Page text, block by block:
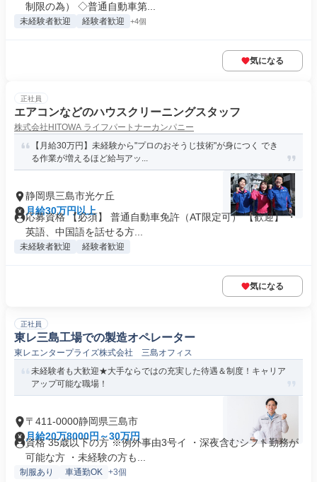
制限の為） ◇普通自動車第...
未経験者歓迎 経験者歓迎 +4個
気になる
正社員
エアコンなどのハウスクリーニングスタッフ
株式会社HITOWA ライフパートナーカンパニー
【月給30万円】未経験から"プロのおそうじ技術"が身につく でき
る作業が増えるほど給与アッ...
静岡県三島市光ケ丘
月給30万円以上
応募資格 【必須】 普通自動車免許（AT限定可） 【歓迎】 ・
英語、中国語を話せる方...
未経験者歓迎 経験者歓迎
気になる
正社員
東レ三島工場での製造オペレーター
東レエンタープライズ株式会社 三島オフィス
未経験者も大歓迎★大手ならではの充実した待遇＆制度！キャリア
アップ可能な職場！
〒411-0000静岡県三島市
月給20万8000円～30万円
資格 35歳以下の方 ※例外事由3号イ ・深夜含むシフト勤務が
可能な方 ・未経験の方も...
制服あり 車通勤OK +3個